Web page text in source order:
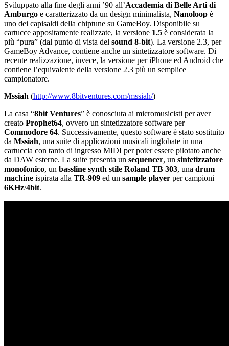
Sviluppato alla fine degli anni ’90 all’Accademia di Belle Arti di
Amburgo e caratterizzato da un design minimalista, Nanoloop è
uno dei capisaldi della chiptune su GameBoy. Disponibile su
cartucce appositamente realizzate, la versione 1.5 è considerata la
più “pura” (dal punto di vista del sound 8-bit). La versione 2.3, per
GameBoy Advance, contiene anche un sintetizzatore software. Di
recente realizzazione, invece, la versione per iPhone ed Android che
contiene l’equivalente della versione 2.3 più un semplice
campionatore.
Mssiah (http://www.8bitventures.com/mssiah/)
La casa “8bit Ventures” è conosciuta ai micromusicisti per aver
creato Prophet64, ovvero un sintetizzatore software per
Commodore 64. Successivamente, questo software è stato sostituito
da Mssiah, una suite di applicazioni musicali inglobate in una
cartuccia con tanto di ingresso MIDI per poter essere pilotato anche
da DAW esterne. La suite presenta un sequencer, un sintetizzatore
monofonico, un bassline synth stile Roland TB 303, una drum
machine ispirata alla TR-909 ed un sample player per campioni
6KHz/4bit.